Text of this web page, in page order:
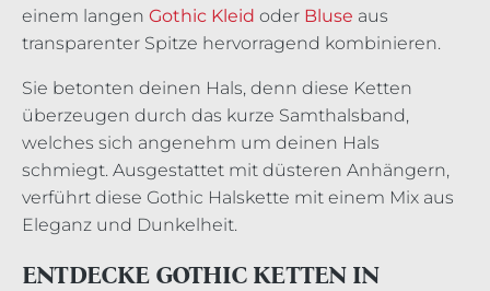
einem langen Gothic Kleid oder Bluse aus
transparenter Spitze hervorragend kombinieren.
Sie betonten deinen Hals, denn diese Ketten
überzeugen durch das kurze Samthalsband,
welches sich angenehm um deinen Hals
schmiegt. Ausgestattet mit düsteren Anhängern,
verführt diese Gothic Halskette mit einem Mix aus
Eleganz und Dunkelheit.
ENTDECKE GOTHIC KETTEN IN